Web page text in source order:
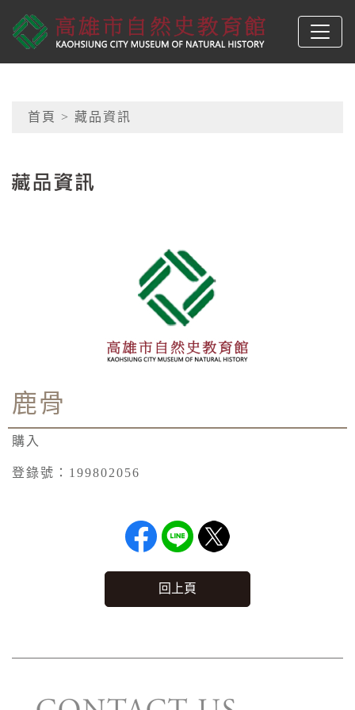
高雄市自然史教育館
網頁導覽
首頁 > 藏品資訊
鹿骨
購入
登錄號：199802056
回上頁